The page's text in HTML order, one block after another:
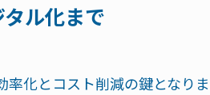
ル化まで
化とコスト削減の鍵となりま